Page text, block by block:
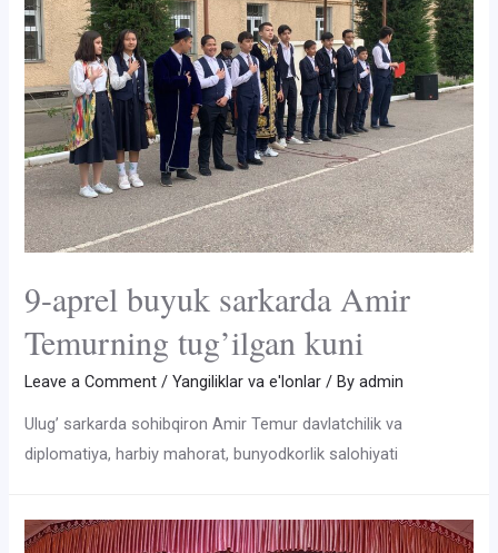
9-aprel buyuk sarkarda Amir
Temurning tug’ilgan kuni
Leave a Comment /Yangiliklar va e'lonlar / Byadmin
Ulug’ sarkarda sohibqiron Amir Temur davlatchilik va
diplomatiya, harbiy mahorat, bunyodkorlik salohiyati